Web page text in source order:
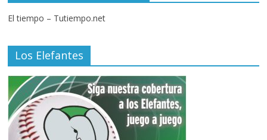
El tiempo – Tutiempo.net
Los Elefantes